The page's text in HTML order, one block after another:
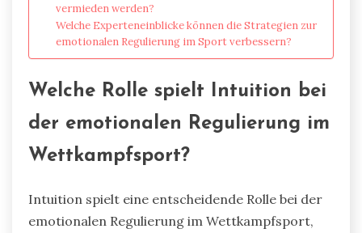
vermieden werden?
Welche Experteneinblicke können die Strategien zur
emotionalen Regulierung im Sport verbessern?
Welche Rolle spielt Intuition bei
der emotionalen Regulierung im
Wettkampfsport?
Intuition spielt eine entscheidende Rolle bei der
emotionalen Regulierung im Wettkampfsport,